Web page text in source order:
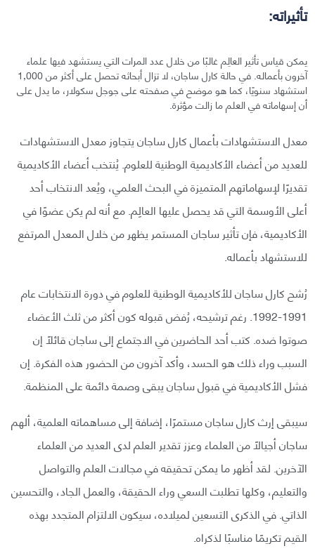
تأثيراته:
يمكن قياس تأثير العالِم غالبًا من خلال عدد المرات التي يستشهد فيها علماء
آخرون بأعماله. في حالة كارل ساجان، لا تزال أبحاثه تحصل على أكثر من 1,000
استشهاد سنويًا، كما هو موضح في صفحته على جوجل سكولار، ما يدل على
أن إسهاماته في العلم ما زالت مؤثرة.
معدل الاستشهادات بأعمال كارل ساجان يتجاوز معدل الاستشهادات
للعديد من أعضاء الأكاديمية الوطنية للعلوم. يُنتخب أعضاء الأكاديمية
تقديرًا لإسهاماتهم المتميزة في البحث العلمي، ويُعد الانتخاب أحد
أعلى الأوسمة التي قد يحصل عليها العالِم. مع أنه لم يكن عضوًا في
الأكاديمية، فإن تأثير ساجان المستمر يظهر من خلال المعدل المرتفع
للاستشهاد بأعماله.
رُشح كارل ساجان للأكاديمية الوطنية للعلوم في دورة الانتخابات عام
1991-1992. رغم ترشيحه، رُفض قبوله كون أكثر من ثلث الأعضاء
صوتوا ضده. كتب أحد الحاضرين في الاجتماع إلى ساجان قائلًا إن
السبب وراء ذلك هو الحسد، وأكد آخرون من الحضور هذه الفكرة. إن
فشل الأكاديمية في قبول ساجان يبقى وصمة دائمة على المنظمة.
سيبقى إرث كارل ساجان مستمرًا، إضافة إلى مساهماته العلمية، ألهم
ساجان أجيالًا من العلماء وعزز تقدير العلم لدى العديد من العلماء
الآخرين. لقد أظهر ما يمكن تحقيقه في مجالات العلم والتواصل
والتعليم، وكلها تطلبت السعي وراء الحقيقة، والعمل الجاد، والتحسين
الذاتي. في الذكرى التسعين لميلاده، سيكون الالتزام المتجدد بهذه
القيم تكريمًا مناسبًا لذكراه.